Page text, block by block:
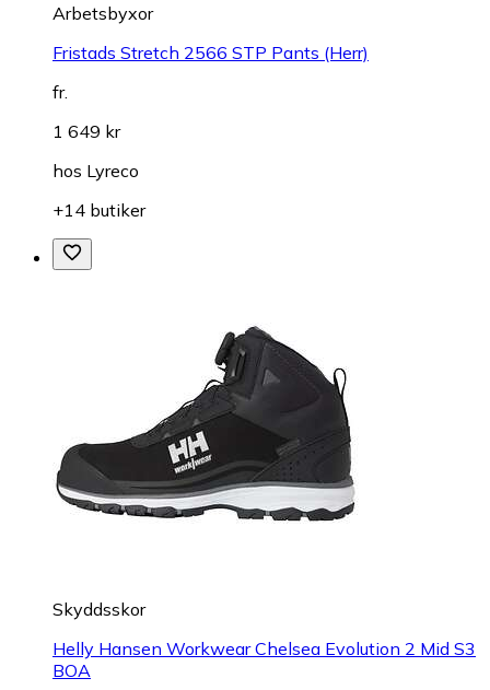
Arbetsbyxor
Fristads Stretch 2566 STP Pants (Herr)
fr.
1 649 kr
hos Lyreco
+14 butiker
Skyddsskor
Helly Hansen Workwear Chelsea Evolution 2 Mid S3
BOA